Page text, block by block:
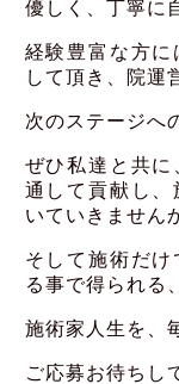
優しく、丁寧に
経験豊富な方
して頂き、院運
次のステージへ
ぜひ私達と共に
通して貢献し、
いていきません
そして施術だ
る事で得られる
施術家人生を、
ご応募お待ちし